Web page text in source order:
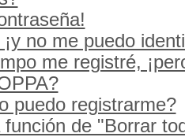
no me puedo
me registré,
puedo registrarme?
de "Borrar